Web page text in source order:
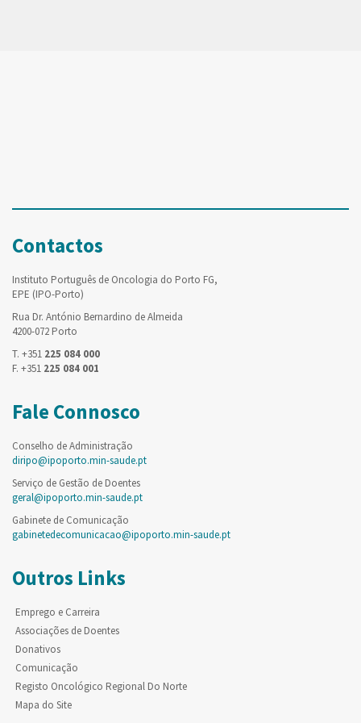
Contactos
Instituto Português de Oncologia do Porto FG,
EPE (IPO-Porto)
Rua Dr. António Bernardino de Almeida
4200-072 Porto
T. +351 225 084 000
F. +351 225 084 001
Fale Connosco
Conselho de Administração
diripo@ipoporto.min-saude.pt
Serviço de Gestão de Doentes
geral@ipoporto.min-saude.pt
Gabinete de Comunicação
gabinetedecomunicacao@ipoporto.min-saude.pt
Outros Links
Emprego e Carreira
Associações de Doentes
Donativos
Comunicação
Registo Oncológico Regional Do Norte
Mapa do Site